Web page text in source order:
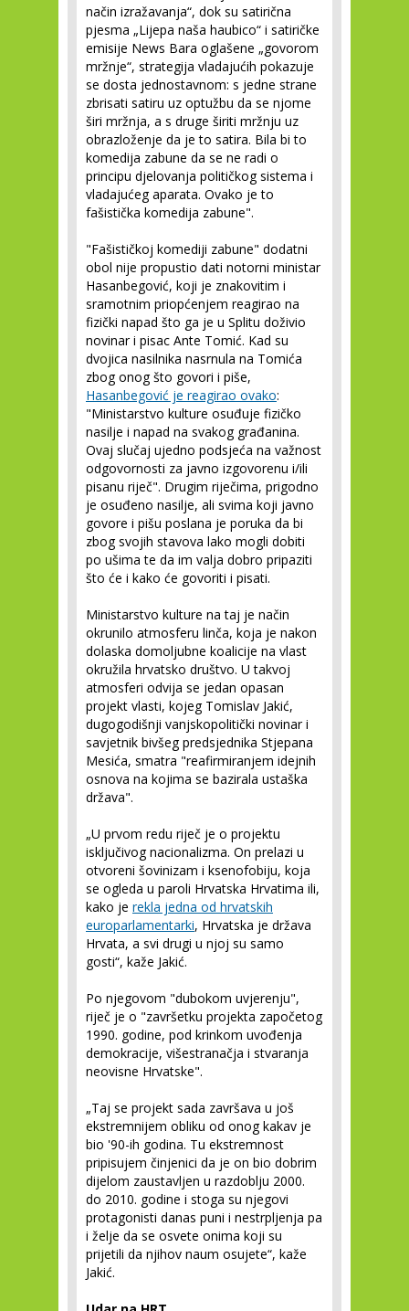
način izražavanja“, dok su satirična
pjesma „Lijepa naša haubico“ i satiričke
emisije News Bara oglašene „govorom
mržnje“, strategija vladajućih pokazuje
se dosta jednostavnom: s jedne strane
zbrisati satiru uz optužbu da se njome
širi mržnja, a s druge širiti mržnju uz
obrazloženje da je to satira. Bila bi to
komedija zabune da se ne radi o
principu djelovanja političkog sistema i
vladajućeg aparata. Ovako je to
fašistička komedija zabune".
"Fašističkoj komediji zabune" dodatni
obol nije propustio dati notorni ministar
Hasanbegović, koji je znakovitim i
sramotnim priopćenjem reagirao na
fizički napad što ga je u Splitu doživio
novinar i pisac Ante Tomić. Kad su
dvojica nasilnika nasrnula na Tomića
zbog onog što govori i piše,
Hasanbegović je reagirao ovako:
"Ministarstvo kulture osuđuje fizičko
nasilje i napad na svakog građanina.
Ovaj slučaj ujedno podsjeća na važnost
odgovornosti za javno izgovorenu i/ili
pisanu riječ". Drugim riječima, prigodno
je osuđeno nasilje, ali svima koji javno
govore i pišu poslana je poruka da bi
zbog svojih stavova lako mogli dobiti
po ušima te da im valja dobro pripaziti
što će i kako će govoriti i pisati.
Ministarstvo kulture na taj je način
okrunilo atmosferu linča, koja je nakon
dolaska domoljubne koalicije na vlast
okružila hrvatsko društvo. U takvoj
atmosferi odvija se jedan opasan
projekt vlasti, kojeg Tomislav Jakić,
dugogodišnji vanjskopolitički novinar i
savjetnik bivšeg predsjednika Stjepana
Mesića, smatra "reafirmiranjem idejnih
osnova na kojima se bazirala ustaška
država".
„U prvom redu riječ je o projektu
isključivog nacionalizma. On prelazi u
otvoreni šovinizam i ksenofobiju, koja
se ogleda u paroli Hrvatska Hrvatima ili,
kako je rekla jedna od hrvatskih
europarlamentarki, Hrvatska je država
Hrvata, a svi drugi u njoj su samo
gosti“, kaže Jakić.
Po njegovom "dubokom uvjerenju",
riječ je o "završetku projekta započetog
1990. godine, pod krinkom uvođenja
demokracije, višestranačja i stvaranja
neovisne Hrvatske".
„Taj se projekt sada završava u još
ekstremnijem obliku od onog kakav je
bio '90-ih godina. Tu ekstremnost
pripisujem činjenici da je on bio dobrim
dijelom zaustavljen u razdoblju 2000.
do 2010. godine i stoga su njegovi
protagonisti danas puni i nestrpljenja pa
i želje da se osvete onima koji su
prijetili da njihov naum osujete“, kaže
Jakić.